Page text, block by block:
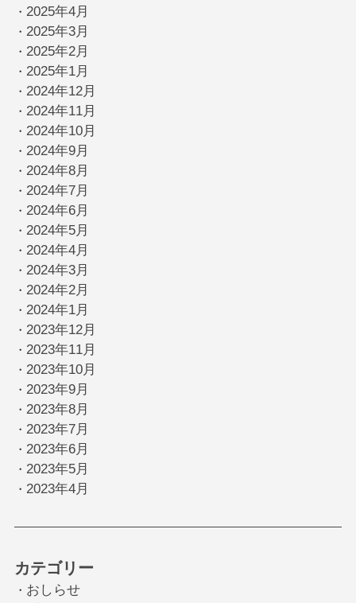
・ 2025年4月
・ 2025年3月
・ 2025年2月
・ 2025年1月
・ 2024年12月
・ 2024年11月
・ 2024年10月
・ 2024年9月
・ 2024年8月
・ 2024年7月
・ 2024年6月
・ 2024年5月
・ 2024年4月
・ 2024年3月
・ 2024年2月
・ 2024年1月
・ 2023年12月
・ 2023年11月
・ 2023年10月
・ 2023年9月
・ 2023年8月
・ 2023年7月
・ 2023年6月
・ 2023年5月
・ 2023年4月
カテゴリー
・ おしらせ